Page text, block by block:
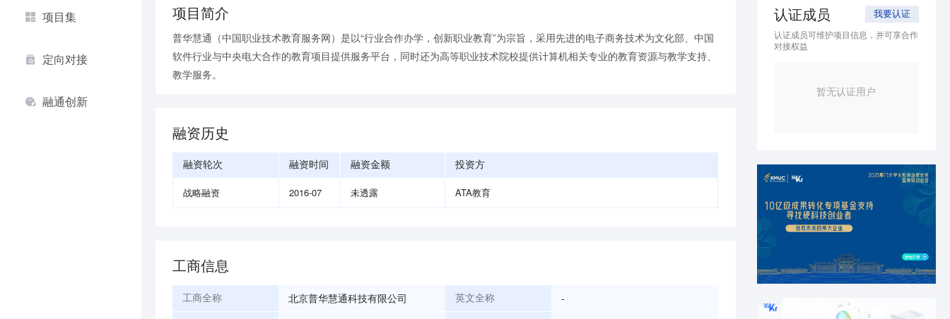
项目集
定向对接
融通创新
项目简介
普华慧通（中国职业技术教育服务网）是以“行业合作办学，创新职业教育”为宗旨，采用先进的电子商务技术为文化部、中国
软件行业与中央电大合作的教育项目提供服务平台，同时还为高等职业技术院校提供计算机相关专业的教育资源与教学支持、
教学服务。
融资历史
融资轮次 融资时间 融资金额 投资方
战略融资 2016-07 未透露 ATA教育
工商信息
工商全称 北京普华慧通科技有限公司 英文全称 -
认证成员 我要认证
认证成员可维护项目信息，并可享合作
对接权益
暂无认证用户